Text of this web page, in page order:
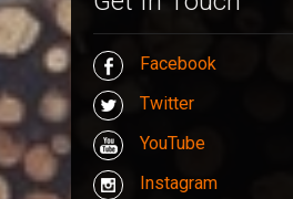
Facebook
Twitter
YouTube
Instagram